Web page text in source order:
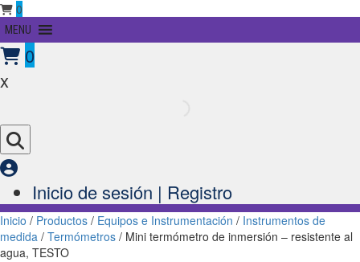
0
Primary
Menu
MENU
0
x
Inicio de sesión | Registro
Inicio / Productos / Equipos e Instrumentación / Instrumentos de
medida / Termómetros / Mini termómetro de inmersión – resistente al
agua, TESTO